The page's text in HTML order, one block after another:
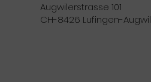
Augwilerstrasse 101
CH-8426 Lufingen-Augwil